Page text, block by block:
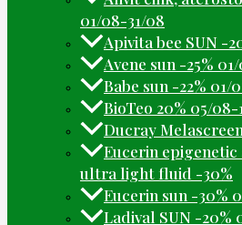
01/08-31/08
Apivita bee SUN -
Avene sun -25%
Babe sun -22% 01/
BioTeo 20% 05/08-
Ducray
Eucerin
ultra light fluid -30%
Eucerin sun -30%
Ladival SUN -20%